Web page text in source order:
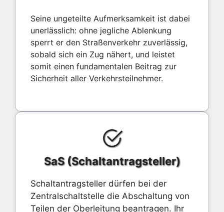
Seine ungeteilte Aufmerksamkeit ist dabei
unerlässlich: ohne jegliche Ablenkung
sperrt er den Straßenverkehr zuverlässig,
sobald sich ein Zug nähert, und leistet
somit einen fundamentalen Beitrag zur
Sicherheit aller Verkehrsteilnehmer.
SaS (Schaltantragsteller)
Schaltantragsteller dürfen bei der
Zentralschaltstelle die Abschaltung von
Teilen der Oberleitung beantragen. Ihr